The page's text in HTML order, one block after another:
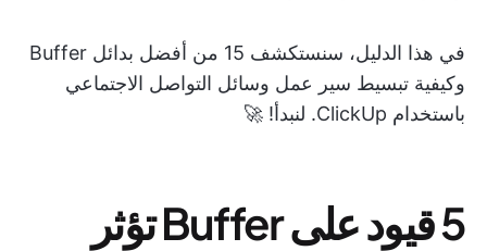
في هذا الدليل، سنستكشف 15 من أفضل بدائل Buffer
وكيفية تبسيط سير عمل وسائل التواصل الاجتماعي
باستخدام ClickUp. لنبدأ! 🚀
5 قيود على Buffer تؤثر